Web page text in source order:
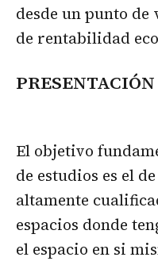
desde un punto
de rentabilidad
PRESENTACIÓN
El objetivo
de estudios es el
altamente
espacios donde
el espacio en si